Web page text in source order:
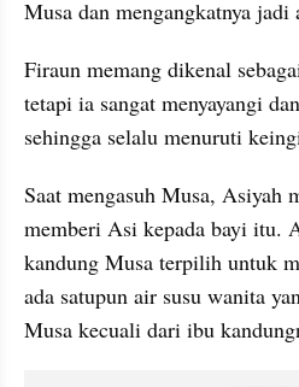
Musa dan mengangkatnya jadi
Firaun memang dikenal
tetapi ia sangat menyayangi
sehingga selalu menuruti
Saat mengasuh Musa, Asiyah
memberi Asi kepada bayi itu.
kandung Musa terpilih untuk
ada satupun air susu wanita
Musa kecuali dari ibu